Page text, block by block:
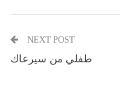
NEXT POST
طفلي من سيرعاك